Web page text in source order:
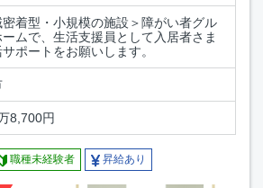
密着型・小規模の施設＞障がい者グル
ームで、生活支援員として入居者さま
ポートをお願いします。
8,700円
職種未経験者 昇給あり